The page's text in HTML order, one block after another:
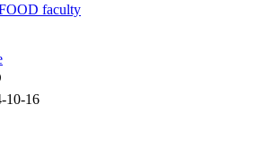
faculty
10-16